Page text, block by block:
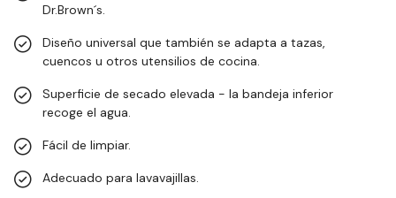
Dr.Brown´s.
Diseño universal que también se adapta a tazas,
cuencos u otros utensilios de cocina.
Superficie de secado elevada - la bandeja inferior
recoge el agua.
Fácil de limpiar.
Adecuado para lavavajillas.